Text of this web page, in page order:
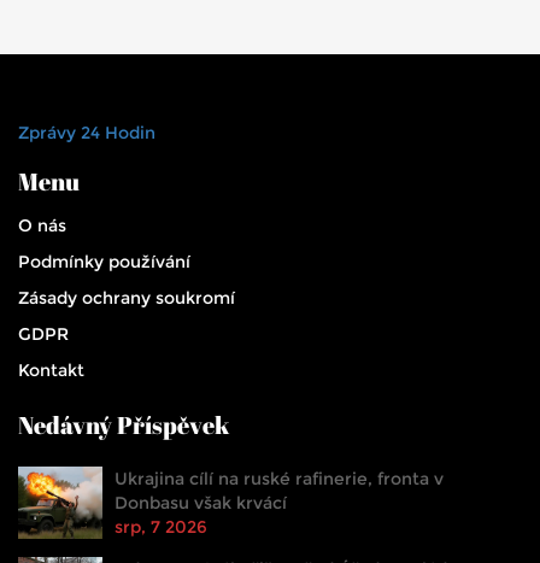
Zprávy 24 Hodin
Menu
O nás
Podmínky používání
Zásady ochrany soukromí
GDPR
Kontakt
Nedávný Příspěvek
Ukrajina cílí na ruské rafinerie, fronta v
Donbasu však krvácí
srp, 7 2026